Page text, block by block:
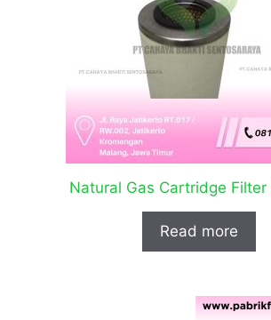
Natural Gas Cartridge Filter
Read more